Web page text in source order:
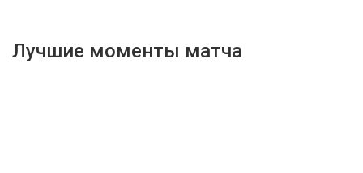
Лучшие моменты матча